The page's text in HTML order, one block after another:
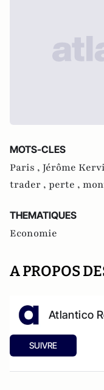
MOTS-CLES
Paris , Jérôme
trader , perte ,
THEMATIQUES
Economie
A PROPOS
Atlantico
SUIVRE